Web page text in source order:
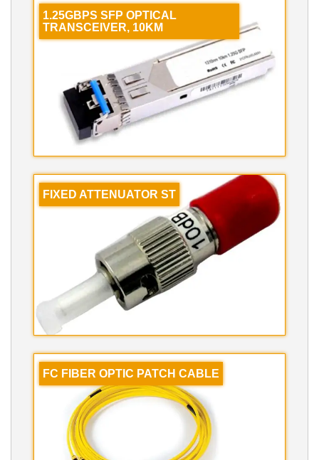
1.25GBPS SFP OPTICAL
TRANSCEIVER, 10KM
FIXED ATTENUATOR ST
FC FIBER OPTIC PATCH CABLE